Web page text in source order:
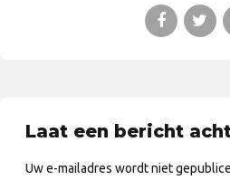
Laat een bericht
Uw e-mailadres wordt niet